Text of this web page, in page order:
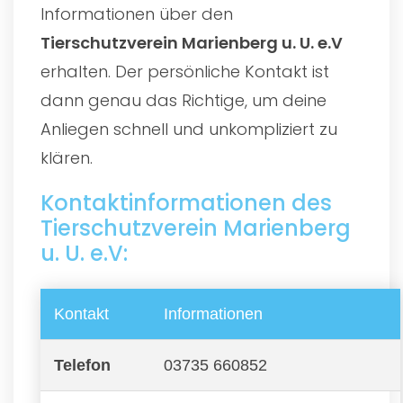
Informationen über den
Tierschutzverein Marienberg u. U. e.V
erhalten. Der persönliche Kontakt ist
dann genau das Richtige, um deine
Anliegen schnell und unkompliziert zu
klären.
Kontaktinformationen des
Tierschutzverein Marienberg
u. U. e.V:
Kontakt Informationen
Telefon 03735 660852